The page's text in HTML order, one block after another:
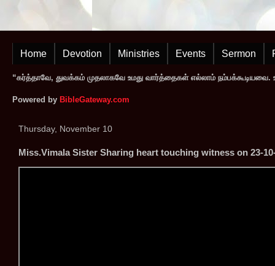
Home Devotion Ministries Events Sermon
“கர்த்தாவே, துவக்கம் முதலாகவே உமது வார்த்தைகள் எல்லாம் நம்பக்கூடியவை.
Powered by BibleGateway.com
Thursday, November 10
Miss.Vimala Sister Sharing heart touching witness on 23-